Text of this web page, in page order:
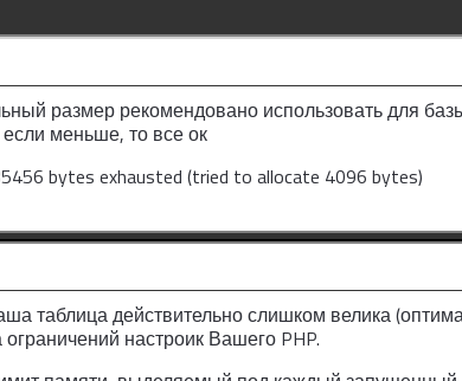
размер рекомендовано использовать для
меньше, то все ок
bytes exhausted (tried to allocate 4096 bytes)
таблица действительно слишком велика
настроик Вашего PHP.